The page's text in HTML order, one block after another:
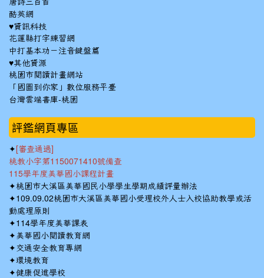
唐詩三百首
酷英網
♥資訊科技
花蓮縣打字練習網
中打基本功－注音鍵盤篇
♥其他資源
桃園市閱讀計畫網站
「國圖到你家」數位服務平臺
台灣雲端書庫-桃園
::: 評鑑網頁專區
✦ [審查通過]
桃教小字第1150071410號備查
115學年度美華國小課程計畫
✦桃園市大溪區美華國民小學學生學期成績評量辦法
✦109.09.02桃園市大溪區美華國小受理校外人士入校協助教學或活
動處理原則
✦114學年度美華課表
✦美華國小閱讀教育網
✦ 交通安全教育專網
✦環境教育
✦健康促進學校